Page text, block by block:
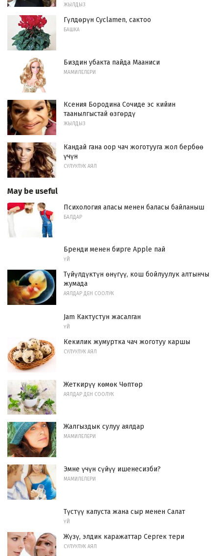
ЖЫЛДЫЗ
Гүлдөрүн Cyclamen, сактоо
БАШКА
Биздин убакта пайда Мааниси
МАМИЛЕЛЕРИ
Ксения Бородина Сочиде эс кийин
таанылгыстай өзгөрдү
ЖЫЛДЫЗ
Кандай гана оор чач жоготууга жол бербөө
үчүн
СУЛУУЛУК АЯЛ
May be useful
Психология апасы менен баласы байланыш
БАЛДАР
Бренди менен бирге Apple пай
ҮЙ
Түйүлдүктүн өнүгүү, кош бойлуулук алтынчы
жумада
АЯЛДАР ДЕН СООЛУК
Jam Кактустун жасалган
ҮЙ
Кекилик жумуртка чач жоготуу каршы
СУЛУУЛУК АЯЛ
Жеткирүү көмөк Чөптөр
АЯЛДАР ДЕН СООЛУК
Жалгыздык сулуу аялдар
МАМИЛЕЛЕРИ
Эмне үчүн сүйүү ишенесизби?
МАМИЛЕЛЕРИ
Түстүү капуста жана сыр менен Салат
ҮЙ
Жүзү, элдик каражаттар Сергек тери
СУЛУУЛУК АЯЛ